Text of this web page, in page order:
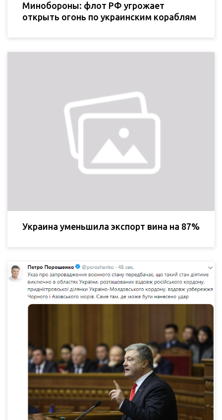
Минобороны: флот РФ угрожает
открыть огонь по украинским кораблям
Украина уменьшила экспорт вина на 87%